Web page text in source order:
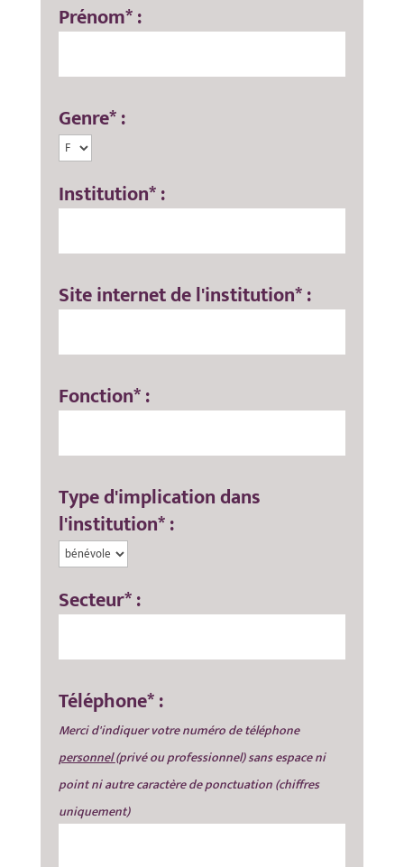
Prénom* :
Genre* :
Institution* :
Site internet de l'institution* :
Fonction* :
Type d'implication dans
l'institution* :
Secteur* :
Téléphone* :
Merci d'indiquer votre numéro de téléphone
personnel(privé ou professionnel) sans espace ni
point ni autre caractère de ponctuation (chiffres
uniquement)